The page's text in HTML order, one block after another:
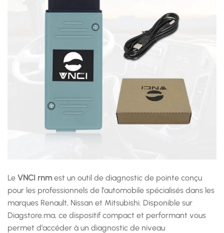
Le VNCI rnmest un outil de diagnostic de pointe conçu
pour les professionnels de l’automobile spécialisés dans les
marques Renault, Nissan et Mitsubishi. Disponible sur
Diagstore.ma, ce dispositif compact et performant vous
permet d’accéder à un diagnostic de niveau